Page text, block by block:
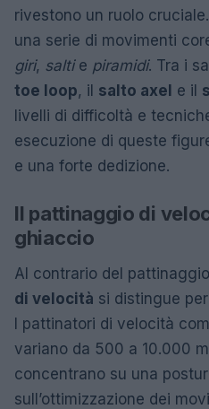
rivestono un ruolo
una serie di movimenti
giri, saltie piramidi. Tra i
toe loop, il salto axel e il
livelli di difficoltà e
esecuzione di queste
e una forte dedizione.
Il pattinaggio di
ghiaccio
Al contrario del
di velocità si distingue
I pattinatori di velocità
variano da 500 a 10.000
concentrano su una
sull’ottimizzazione dei